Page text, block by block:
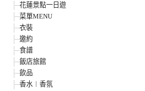
花蓮景點一日遊
菜單MENU
衣裝
邀約
食譜
飯店旅館
飲品
香水︱香氛